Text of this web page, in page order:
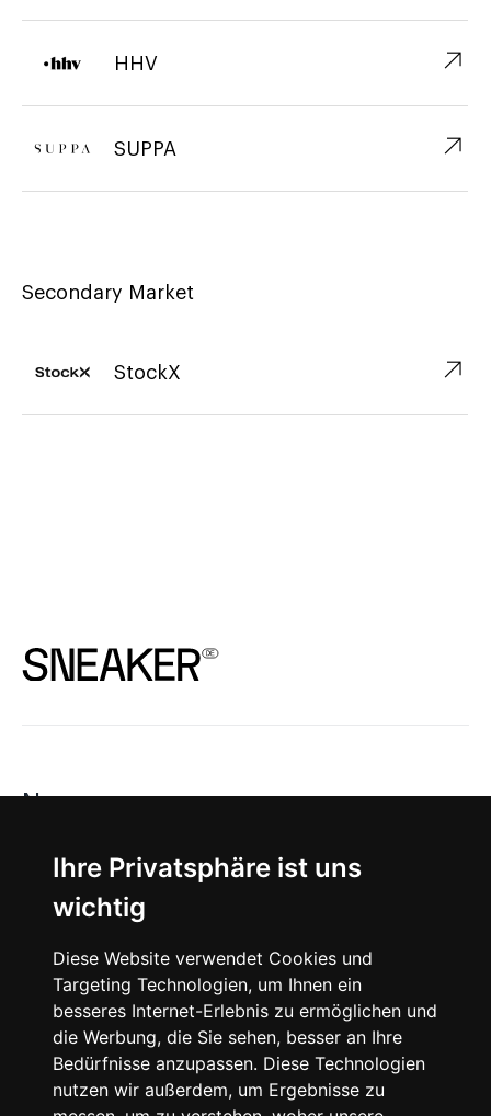
Ihre Privatsphäre ist uns
wichtig
Diese Website verwendet Cookies und
Targeting Technologien, um Ihnen ein
besseres Internet-Erlebnis zu ermöglichen und
die Werbung, die Sie sehen, besser an Ihre
Bedürfnisse anzupassen. Diese Technologien
nutzen wir außerdem, um Ergebnisse zu
HHV ↗︎
SUPPA ↗︎
Secondary Market
StockX ↗︎
News
About
Instagram
Facebook